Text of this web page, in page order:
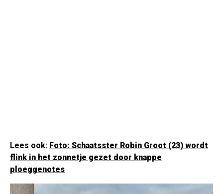
Lees ook: Foto: Schaatsster Robin Groot (23) wordt
flink in het zonnetje gezet door knappe
ploeggenotes